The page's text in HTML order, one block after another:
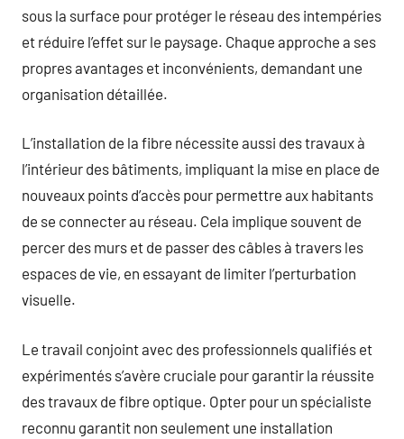
sous la surface pour protéger le réseau des intempéries
et réduire l’effet sur le paysage. Chaque approche a ses
propres avantages et inconvénients, demandant une
organisation détaillée.
L’installation de la fibre nécessite aussi des travaux à
l’intérieur des bâtiments, impliquant la mise en place de
nouveaux points d’accès pour permettre aux habitants
de se connecter au réseau. Cela implique souvent de
percer des murs et de passer des câbles à travers les
espaces de vie, en essayant de limiter l’perturbation
visuelle.
Le travail conjoint avec des professionnels qualifiés et
expérimentés s’avère cruciale pour garantir la réussite
des travaux de fibre optique. Opter pour un spécialiste
reconnu garantit non seulement une installation